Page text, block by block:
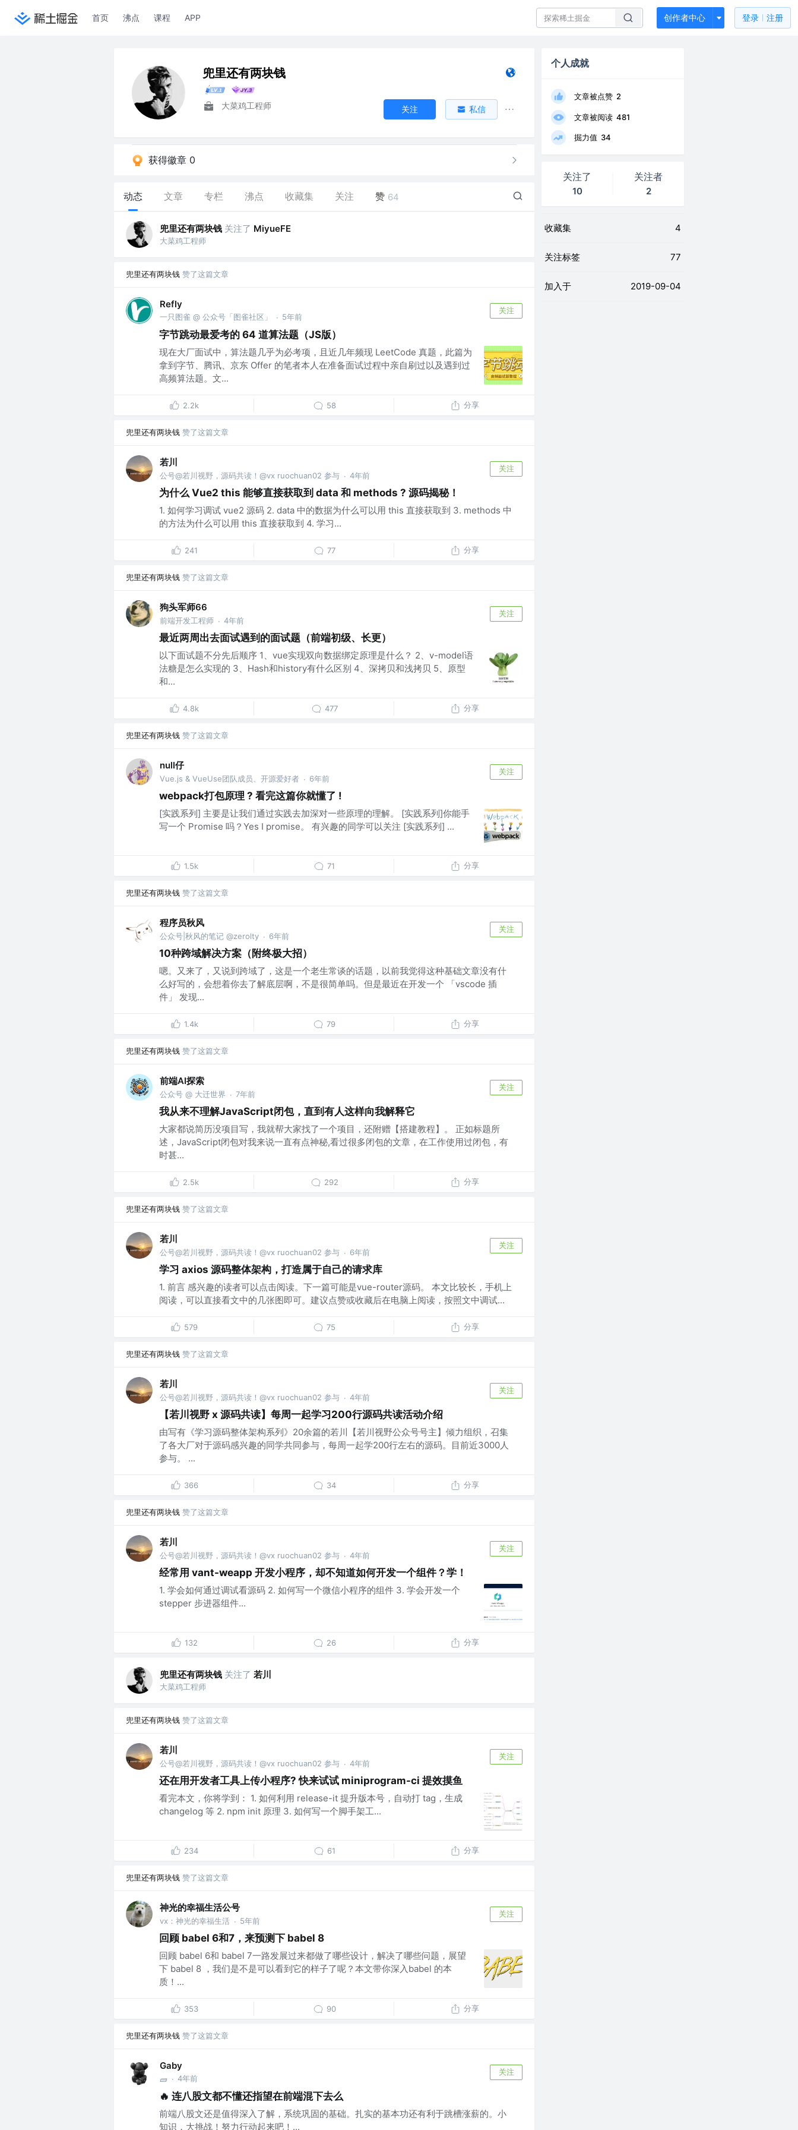
首页 沸点 课程 APP 创作者中心 登录 注册
兜里还有两块钱
大菜鸡工程师 关注 私信
获得徽章 0
动态 文章 专栏 沸点 收藏集 关注 赞 64
兜里还有两块钱 关注了 MiyueFE
大菜鸡工程师
兜里还有两块钱 赞了这篇文章
Refly
一只图雀 @ 公众号「图雀社区」 · 5年前
关注
字节跳动最爱考的 64 道算法题（JS版）
现在大厂面试中，算法题几乎为必考项，且近几年频现 LeetCode 真题，此篇为
拿到字节、腾讯、京东 Offer 的笔者本人在准备面试过程中亲自刷过以及遇到过
高频算法题。文...
2.2k 58 分享
兜里还有两块钱 赞了这篇文章
若川
公号@若川视野，源码共读！@vx ruochuan02 参与 · 4年前
关注
为什么 Vue2 this 能够直接获取到 data 和 methods ? 源码揭秘！
1. 如何学习调试 vue2 源码 2. data 中的数据为什么可以用 this 直接获取到 3. methods 中
的方法为什么可以用 this 直接获取到 4. 学习...
241 77 分享
兜里还有两块钱 赞了这篇文章
狗头军师66
前端开发工程师 · 4年前
关注
最近两周出去面试遇到的面试题（前端初级、长更）
以下面试题不分先后顺序 1、vue实现双向数据绑定原理是什么？ 2、v-model语
法糖是怎么实现的 3、Hash和history有什么区别 4、深拷贝和浅拷贝 5、原型
和...
4.8k 477 分享
兜里还有两块钱 赞了这篇文章
null仔
Vue.js & VueUse团队成员、开源爱好者 · 6年前
关注
webpack打包原理 ? 看完这篇你就懂了 !
[实践系列] 主要是让我们通过实践去加深对一些原理的理解。 [实践系列]你能手
写一个 Promise 吗？Yes I promise。 有兴趣的同学可以关注 [实践系列] ...
1.5k 71 分享
兜里还有两块钱 赞了这篇文章
程序员秋风
公众号|秋风的笔记 @zerolty · 6年前
关注
10种跨域解决方案（附终极大招）
嗯。又来了，又说到跨域了，这是一个老生常谈的话题，以前我觉得这种基础文章没有什
么好写的，会想着你去了解底层啊，不是很简单吗。但是最近在开发一个 「vscode 插
件」 发现...
1.4k 79 分享
兜里还有两块钱 赞了这篇文章
前端AI探索
公众号 @ 大迁世界 · 7年前
关注
我从来不理解JavaScript闭包，直到有人这样向我解释它
大家都说简历没项目写，我就帮大家找了一个项目，还附赠【搭建教程】。 正如标题所
述，JavaScript闭包对我来说一直有点神秘,看过很多闭包的文章，在工作使用过闭包，有
时甚...
2.5k 292 分享
兜里还有两块钱 赞了这篇文章
若川
公号@若川视野，源码共读！@vx ruochuan02 参与 · 6年前
关注
学习 axios 源码整体架构，打造属于自己的请求库
1. 前言 感兴趣的读者可以点击阅读。下一篇可能是vue-router源码。 本文比较长，手机上
阅读，可以直接看文中的几张图即可。建议点赞或收藏后在电脑上阅读，按照文中调试...
579 75 分享
兜里还有两块钱 赞了这篇文章
若川
公号@若川视野，源码共读！@vx ruochuan02 参与 · 4年前
关注
【若川视野 x 源码共读】每周一起学习200行源码共读活动介绍
由写有《学习源码整体架构系列》20余篇的若川【若川视野公众号号主】倾力组织，召集
了各大厂对于源码感兴趣的同学共同参与，每周一起学200行左右的源码。目前近3000人
参与。 ...
366 34 分享
兜里还有两块钱 赞了这篇文章
若川
公号@若川视野，源码共读！@vx ruochuan02 参与 · 4年前
关注
经常用 vant-weapp 开发小程序，却不知道如何开发一个组件？学！
1. 学会如何通过调试看源码 2. 如何写一个微信小程序的组件 3. 学会开发一个
stepper 步进器组件...
132 26 分享
兜里还有两块钱 关注了 若川
大菜鸡工程师
兜里还有两块钱 赞了这篇文章
若川
公号@若川视野，源码共读！@vx ruochuan02 参与 · 4年前
关注
还在用开发者工具上传小程序? 快来试试 miniprogram-ci 提效摸鱼
看完本文，你将学到： 1. 如何利用 release-it 提升版本号，自动打 tag，生成
changelog 等 2. npm init 原理 3. 如何写一个脚手架工...
234 61 分享
兜里还有两块钱 赞了这篇文章
神光的幸福生活公号
vx：神光的幸福生活 · 5年前
关注
回顾 babel 6和7，来预测下 babel 8
回顾 babel 6和 babel 7一路发展过来都做了哪些设计，解决了哪些问题，展望
下 babel 8 ，我们是不是可以看到它的样子了呢？本文带你深入babel 的本
质！...
353 90 分享
兜里还有两块钱 赞了这篇文章
Gaby
🧱 · 4年前
关注
🔥 连八股文都不懂还指望在前端混下去么
前端八股文还是值得深入了解，系统巩固的基础。扎实的基本功还有利于跳槽涨薪的。小
知识，大挑战！努力行动起来吧！...
个人成就
文章被点赞 2
文章被阅读 481
掘力值 34
关注了
10
关注者
2
收藏集 4
关注标签 77
加入于 2019-09-04